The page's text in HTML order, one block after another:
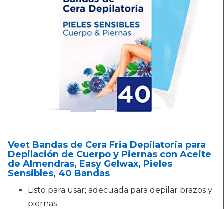
Veet Bandas de Cera Fria Depilatoria para
Depilación de Cuerpo y Piernas con Aceite
de Almendras, Easy Gelwax, Pieles
Sensibles, 40 Bandas
Listo para usar; adecuada para depilar brazos y
piernas